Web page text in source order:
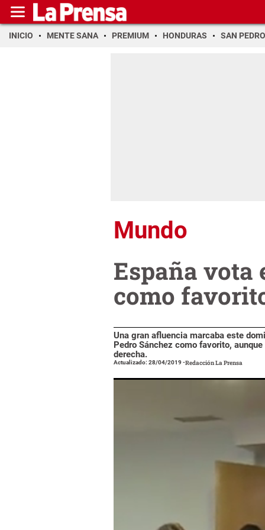
INICIO MENTE SANA PREMIUM HONDURAS SAN PEDRO
Mundo
España vota
como
Una gran afluencia marcaba este
Pedro Sánchez como favorito,
derecha.
Actualizado: 28/04/2019-Redacción La Prensa